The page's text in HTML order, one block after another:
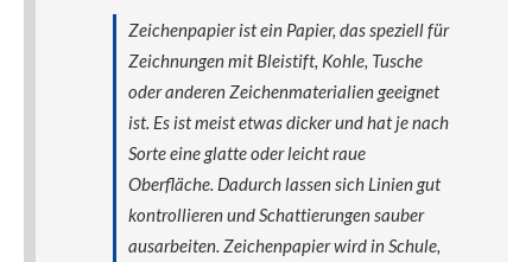
Zeichenpapier ist ein Papier, das speziell für
Zeichnungen mit Bleistift, Kohle, Tusche
oder anderen Zeichenmaterialien geeignet
ist. Es ist meist etwas dicker und hat je nach
Sorte eine glatte oder leicht raue
Oberfläche. Dadurch lassen sich Linien gut
kontrollieren und Schattierungen sauber
ausarbeiten. Zeichenpapier wird in Schule,